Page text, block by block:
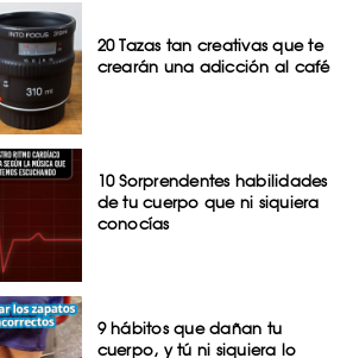
20 Tazas tan creativas que te
crearán una adicción al café
10 Sorprendentes habilidades
de tu cuerpo que ni siquiera
conocías
9 hábitos que dañan tu
cuerpo, y tú ni siquiera lo